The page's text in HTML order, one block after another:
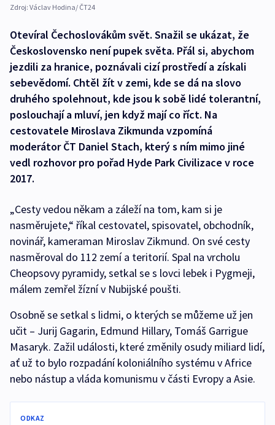
Zdroj: Václav Hodina/ ČT24
Otevíral Čechoslovákům svět. Snažil se ukázat, že
Československo není pupek světa. Přál si, abychom
jezdili za hranice, poznávali cizí prostředí a získali
sebevědomí. Chtěl žít v zemi, kde se dá na slovo
druhého spolehnout, kde jsou k sobě lidé tolerantní,
poslouchají a mluví, jen když mají co říct. Na
cestovatele Miroslava Zikmunda vzpomíná
moderátor ČT Daniel Stach, který s ním mimo jiné
vedl rozhovor pro pořad Hyde Park Civilizace v roce
2017.
„Cesty vedou někam a záleží na tom, kam si je
nasměrujete,“ říkal cestovatel, spisovatel, obchodník,
novinář, kameraman Miroslav Zikmund. On své cesty
nasměroval do 112 zemí a teritorií. Spal na vrcholu
Cheopsovy pyramidy, setkal se s lovci lebek i Pygmeji,
málem zemřel žízní v Nubijské poušti.
Osobně se setkal s lidmi, o kterých se můžeme už jen
učit – Jurij Gagarin, Edmund Hillary, Tomáš Garrigue
Masaryk. Zažil události, které změnily osudy miliard lidí,
ať už to bylo rozpadání koloniálního systému v Africe
nebo nástup a vláda komunismu v části Evropy a Asie.
ODKAZ